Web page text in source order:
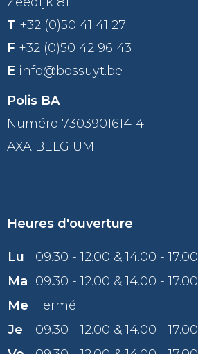
T +32 (0)50 41 41 27
F +32 (0)50 42 96 43
E info@bossuyt.be
Polis BA
Numéro 730390161414
AXA BELGIUM
Heures d'ouverture
Lu
09.30 - 12.00 & 14.00 - 17.00
Ma 09.30 - 12.00 & 14.00 - 17.00
Me Fermé
Je
09.30 - 12.00 & 14.00 - 17.00